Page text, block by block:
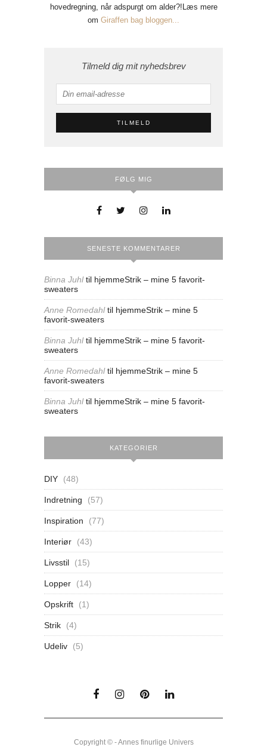
hovedregning, når adspurgt om alder?!Læs mere
om Giraffen bag bloggen...
Tilmeld dig mit nyhedsbrev
FØLG MIG
SENESTE KOMMENTARER
Binna Juhltil hjemmeStrik – mine 5 favorit-
sweaters
Anne Romedahltil hjemmeStrik – mine 5
favorit-sweaters
Binna Juhltil hjemmeStrik – mine 5 favorit-
sweaters
Anne Romedahltil hjemmeStrik – mine 5
favorit-sweaters
Binna Juhltil hjemmeStrik – mine 5 favorit-
sweaters
KATEGORIER
DIY (48)
Indretning (57)
Inspiration (77)
Interiør (43)
Livsstil (15)
Lopper (14)
Opskrift (1)
Strik (4)
Udeliv (5)
Copyright © - Annes finurlige Univers